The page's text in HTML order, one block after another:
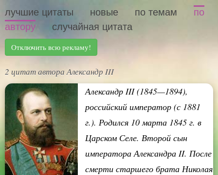
лучшие цитаты новые по темам
по
автору
случайная цитата
Отключить всю рекламу!
2 цитат автора Александр III
Александр III (1845—1894),
российский император (с 1881
г.). Родился 10 марта 1845 г. в
Царском Селе. Второй сын
императора Александра II. После
смерти старшего брата Николая